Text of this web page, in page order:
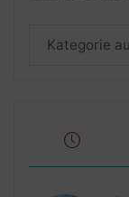
Kategorien